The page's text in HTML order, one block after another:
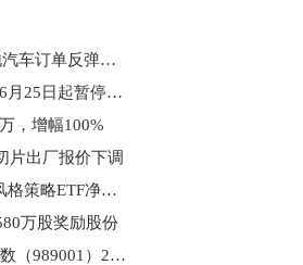
每日热讯!里昂：端午节期间内地汽车订单反弹惟需求仍弱 新政策对刺激需求作用有限
中信特钢（000708）“中特转债”6月25日起暂停转股五个交易日
，增幅100%
片出厂报价下调
每日播报!【ETF观察】6月22日风格策略ETF净流入10亿元
万股奖励股份
热推荐：【新华500】新华500指数（989001）22日涨2.57%